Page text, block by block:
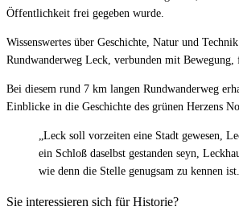
Öffentlichkeit frei gegeben wurde.
Wissenswertes über Geschichte, Natur und
Rundwanderweg Leck, verbunden mit
Bei diesem rund 7 km langen Rundwanderweg
Einblicke in die Geschichte des grünen Herzens
„Leck soll vorzeiten eine Stadt gewesen,
ein Schloß daselbst gestanden seyn,
wie denn die Stelle genugsam zu kennen
Sie interessieren sich für Historie?